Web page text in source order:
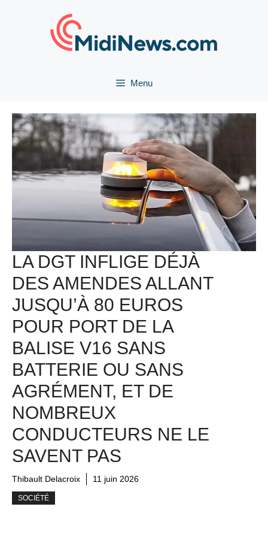
Menu
LA DGT INFLIGE DÉJÀ
DES AMENDES ALLANT
JUSQU’À 80 EUROS
POUR PORT DE LA
BALISE V16 SANS
BATTERIE OU SANS
AGRÉMENT, ET DE
NOMBREUX
CONDUCTEURS NE LE
SAVENT PAS
Thibault Delacroix 11 juin 2026
SOCIÉTÉ